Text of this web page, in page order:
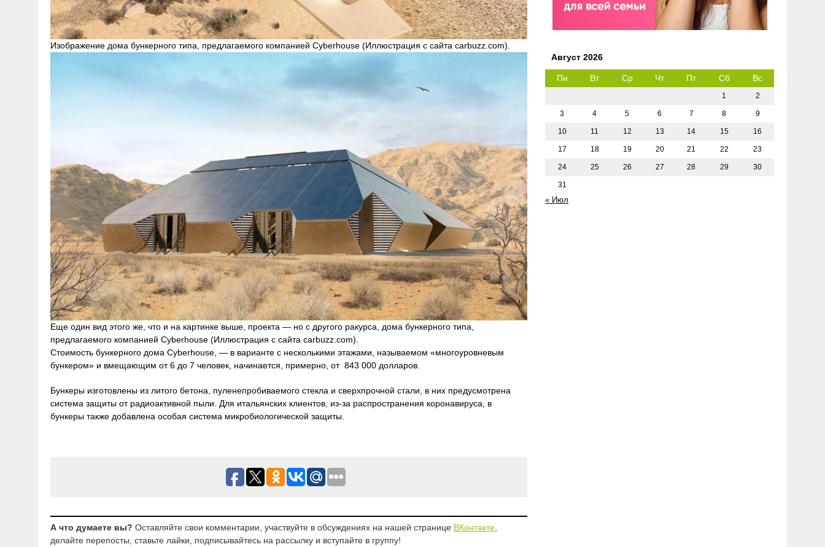
Изображение дома бункерного типа, предлагаемого компанией Cyberhouse (Иллюстрация с сайта carbuzz.com).
Еще один вид этого же, что и на картинке выше, проекта — но с другого ракурса, дома бункерного типа,
предлагаемого компанией Cyberhouse (Иллюстрация с сайта carbuzz.com).
Стоимость бункерного дома Cyberhouse, — в варианте с несколькими этажами, называемом «многоуровневым
бункером» и вмещающим от 6 до 7 человек, начинается, примерно, от 843 000 долларов.
Бункеры изготовлены из литого бетона, пуленепробиваемого стекла и сверхпрочной стали, в них предусмотрена
система защиты от радиоактивной пыли. Для итальянских клиентов, из-за распространения коронавируса, в
бункеры также добавлена особая система микробиологической защиты.
А что думаете вы? Оставляйте свои комментарии, участвуйте в обсуждениях на нашей странице ВКонтакте
делайте перепосты, ставьте лайки, подписывайтесь на рассылку и вступайте в группу!
Август 2026
Пн Вт Ср Чт Пт Сб Вс
1 2
3 4 5 6 7 8 9
10 11 12 13 14 15 16
17 18 19 20 21 22 23
24 25 26 27 28 29 30
31
« Июл